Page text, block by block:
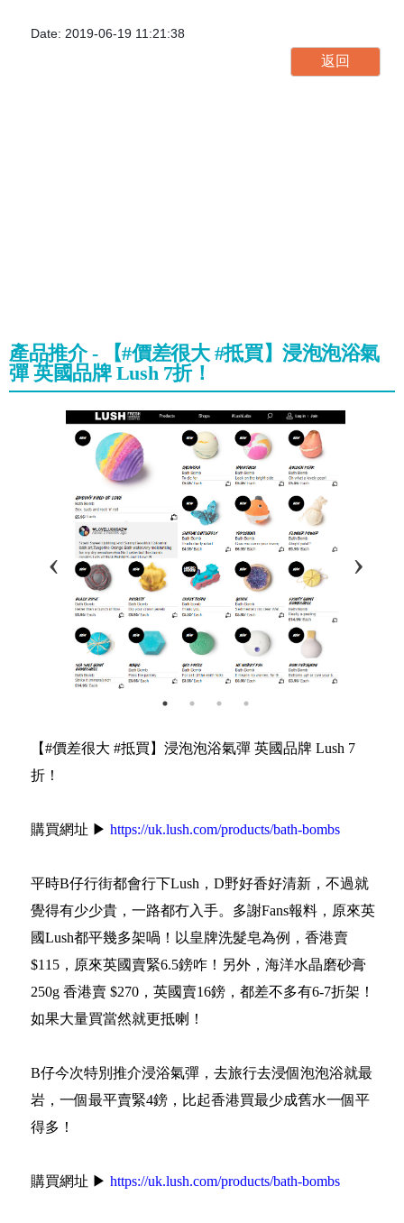
Date: 2019-06-19 11:21:38
產品推介 - 【#價差很大 #抵買】浸泡泡浴氣
彈 英國品牌 Lush 7折！
【#價差很大 #抵買】浸泡泡浴氣彈 英國品牌 Lush 7
折！
購買網址 ▶ https://uk.lush.com/products/bath-bombs
平時B仔行街都會行下Lush，D野好香好清新，不過就
覺得有少少貴，一路都冇入手。多謝Fans報料，原來英
國Lush都平幾多架喎！以皇牌洗髮皂為例，香港賣
$115，原來英國賣緊6.5鎊咋！另外，海洋水晶磨砂膏
250g 香港賣 $270，英國賣16鎊，都差不多有6-7折架！
如果大量買當然就更抵喇！
B仔今次特別推介浸浴氣彈，去旅行去浸個泡泡浴就最
岩，一個最平賣緊4鎊，比起香港買最少成舊水一個平
得多！
購買網址 ▶ https://uk.lush.com/products/bath-bombs